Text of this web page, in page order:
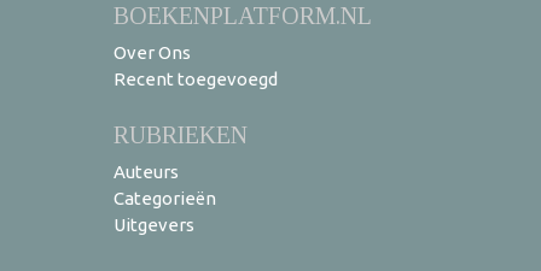
BOEKENPLATFORM.NL
Over Ons
Recent toegevoegd
RUBRIEKEN
Auteurs
Categorieën
Uitgevers